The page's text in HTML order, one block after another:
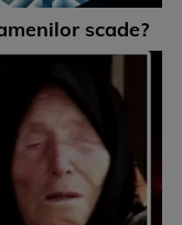
scade?